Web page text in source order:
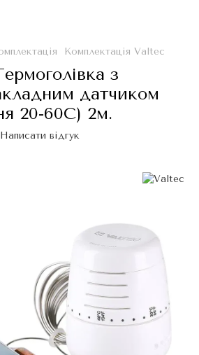
Комплектація Valtec
з
датчиком
20-60С) 2м.
Написати відгук